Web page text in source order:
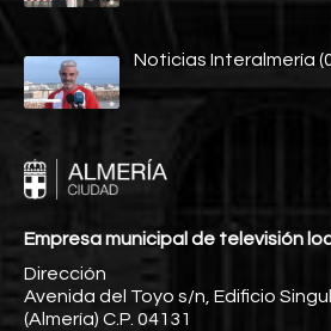
Noticias Interalmería
Empresa municipal de televisión
Dirección
Avenida del Toyo s/n, Edificio
(Almería) C.P. 04131